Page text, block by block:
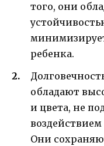
того, они
ребенка.
обладают
и цвета, не
Они